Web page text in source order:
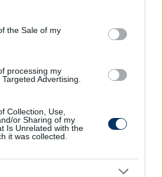
specified purposes in below Google
the Sale of my
processing my
Advertising.
Collection, Use,
or Sharing of my
Is Unrelated with the
it was collected.
Ford Connect
Szín: Sötétszürke
Üzemanyag: Dízel
15 490 000 Ft